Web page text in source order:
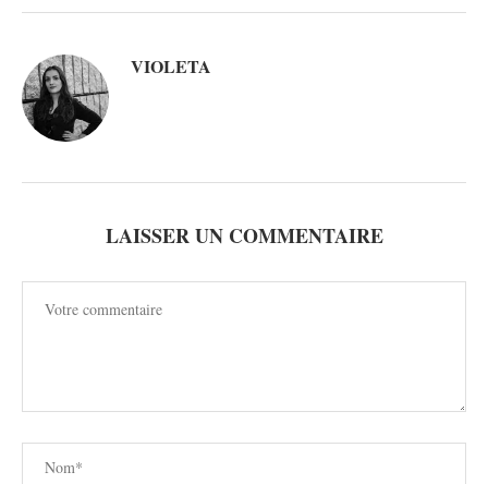
VIOLETA
LAISSER UN COMMENTAIRE